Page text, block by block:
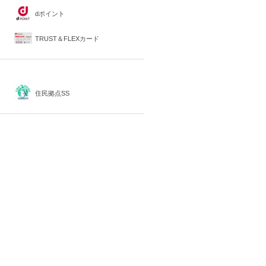
dポイント
TRUST＆FLEXカード
住民拠点SS